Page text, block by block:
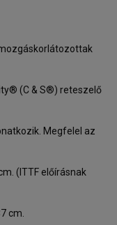
(C & S®) reteszelő
Megfelel az
(ITTF előírásnak
cm.